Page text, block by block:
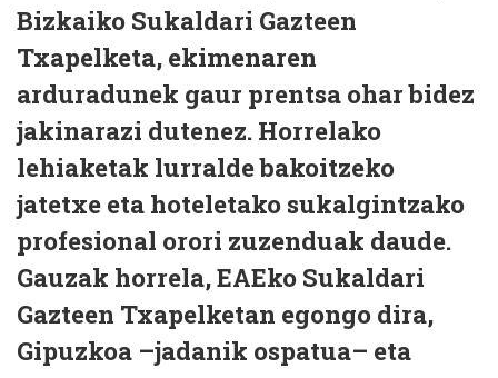
Bizkaiko Sukaldari Gazteen
Txapelketa, ekimenaren
arduradunek gaur prentsa ohar bidez
jakinarazi dutenez. Horrelako
lehiaketak lurralde bakoitzeko
jatetxe eta hoteletako sukalgintzako
profesional orori zuzenduak daude.
Gauzak horrela, EAEko Sukaldari
Gazteen Txapelketan egongo dira,
Gipuzkoa –jadanik ospatua– eta